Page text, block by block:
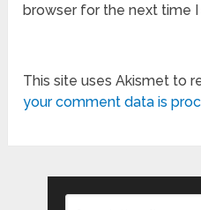
browser for the next time
This site uses Akismet to
your comment data is